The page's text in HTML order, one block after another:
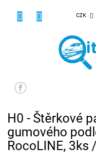
CZK
H0 - Štěrkové
gumového
RocoLINE, 3ks